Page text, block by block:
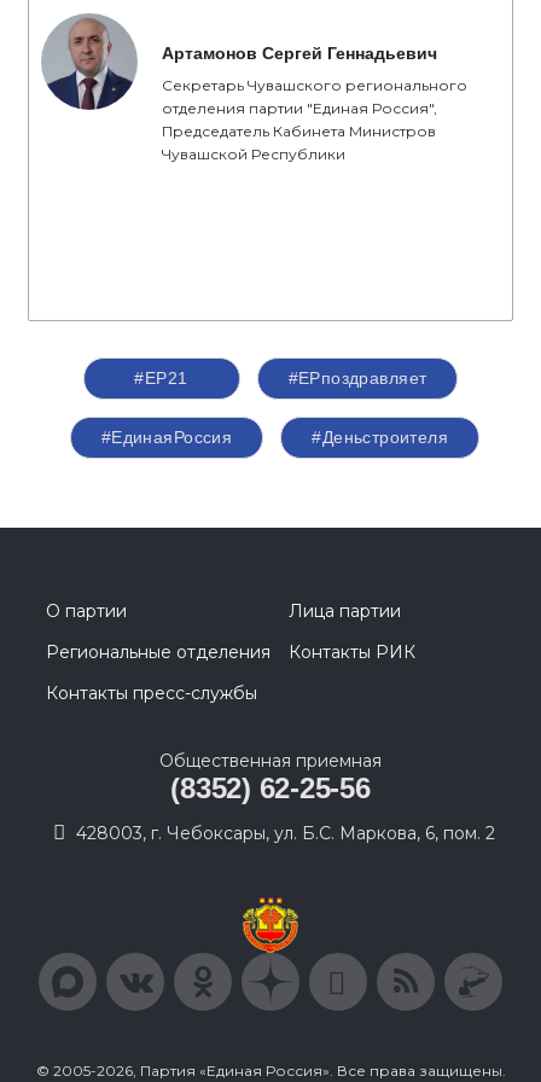
Артамонов Сергей Геннадьевич
Секретарь Чувашского регионального
отделения партии "Единая Россия",
Председатель Кабинета Министров
Чувашской Республики
#ЕР21 #ЕРпоздравляет
#ЕдинаяРоссия #Деньстроителя
О партии
Лица партии
Региональные отделения
Контакты РИК
Контакты пресс-службы
Общественная приемная
(8352) 62-25-56
428003, г. Чебоксары, ул. Б.С. Маркова, 6, пом. 2
© 2005-2026, Партия «Единая Россия». Все права защищены.